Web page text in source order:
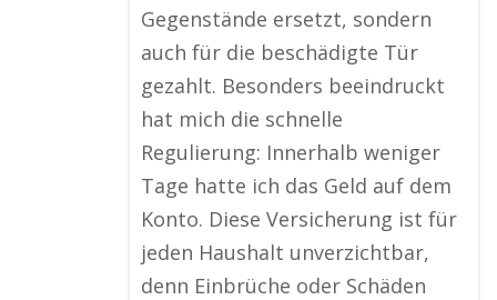
Gegenstände ersetzt, sondern
auch für die beschädigte Tür
gezahlt. Besonders beeindruckt
hat mich die schnelle
Regulierung: Innerhalb weniger
Tage hatte ich das Geld auf dem
Konto. Diese Versicherung ist für
jeden Haushalt unverzichtbar,
denn Einbrüche oder Schäden